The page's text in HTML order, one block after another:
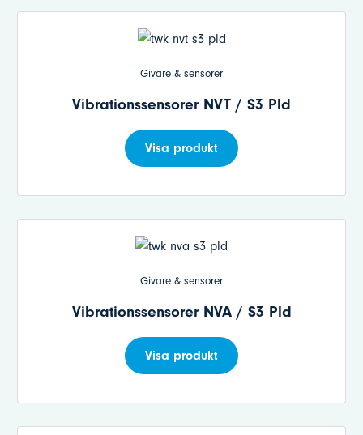
Givare & sensorer
Vibrationssensorer NVT / S3 Pld
Visa produkt
Givare & sensorer
Vibrationssensorer NVA / S3 Pld
Visa produkt